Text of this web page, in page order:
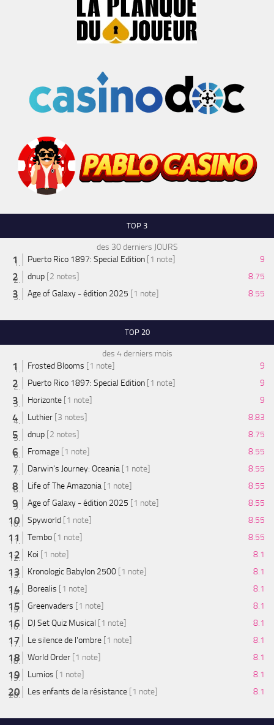
TOP 3
des 30 derniers JOURS
Puerto Rico 1897: Special Edition [1 note]
9
dnup [2 notes]
8.75
Age of Galaxy - édition 2025 [1 note] 8.55
TOP 20
des 4 derniers mois
Frosted Blooms [1 note]
9
Puerto Rico 1897: Special Edition [1 note]
9
Horizonte [1 note]
9
Luthier [3 notes]
8.83
dnup [2 notes]
8.75
Fromage [1 note]
8.55
Darwin's Journey: Oceania [1 note]
8.55
Life of The Amazonia [1 note]
8.55
Age of Galaxy - édition 2025 [1 note]
8.55
Spyworld [1 note]
8.55
Tembo [1 note]
8.55
Koi [1 note]
8.1
Kronologic Babylon 2500 [1 note]
8.1
Borealis [1 note]
8.1
Greenvaders [1 note]
8.1
DJ Set Quiz Musical [1 note]
8.1
Le silence de l'ombre [1 note]
8.1
World Order [1 note]
8.1
Lumios [1 note]
8.1
Les enfants de la résistance [1 note] 8.1